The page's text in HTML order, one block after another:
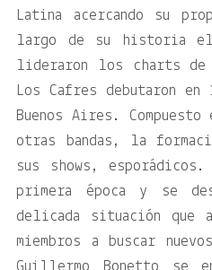
Latina acercando su
largo de su historia el
lideraron los charts de
Los Cafres debutaron
Buenos Aires.
otras bandas, la
sus shows,
primera época y se
delicada situación que
miembros a buscar